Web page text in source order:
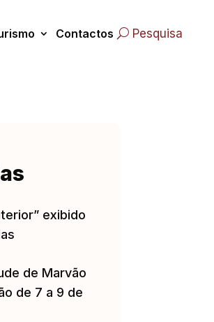
Contactos Pesquisa
exibido
de Marvão
de 7 a 9 de